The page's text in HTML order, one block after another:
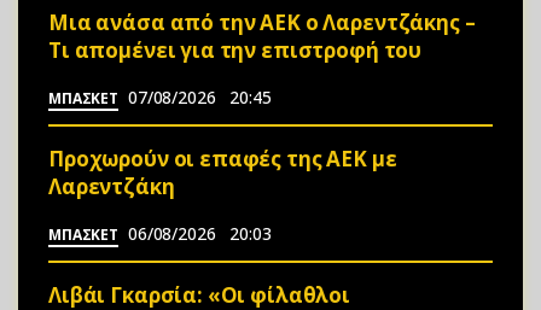
Μια ανάσα από την ΑΕΚ ο Λαρεντζάκης –
Τι απομένει για την επιστροφή του
ΜΠΑΣΚΕΤ 07/08/2026 20:45
Προχωρούν οι επαφές της ΑΕΚ με
Λαρεντζάκη
ΜΠΑΣΚΕΤ 06/08/2026 20:03
Λιβάι Γκαρσία: «Οι φίλαθλοι